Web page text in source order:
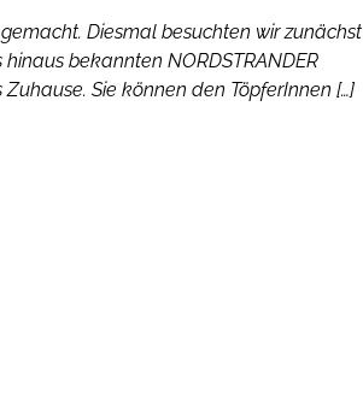
Diesmal besuchten wir zunächst
bekannten NORDSTRANDER
Sie können den TöpferInnen […]